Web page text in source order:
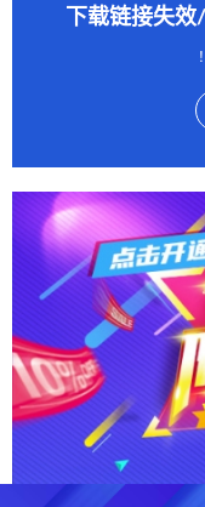
下载链接失